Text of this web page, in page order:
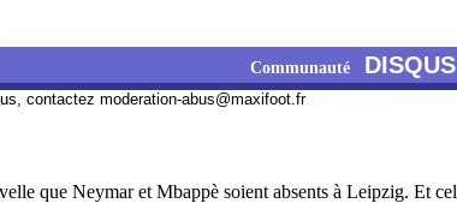
Communauté DISQUS
contactez moderation-abus@maxifoot.fr